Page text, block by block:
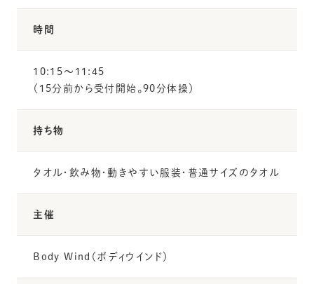
時間
10:15〜11:45
（15分前から受付開始。90分体操）
持ち物
タオル・飲み物・動きやすい服装・普通サイズのタオル
主催
Body Wind（ボディウインド）